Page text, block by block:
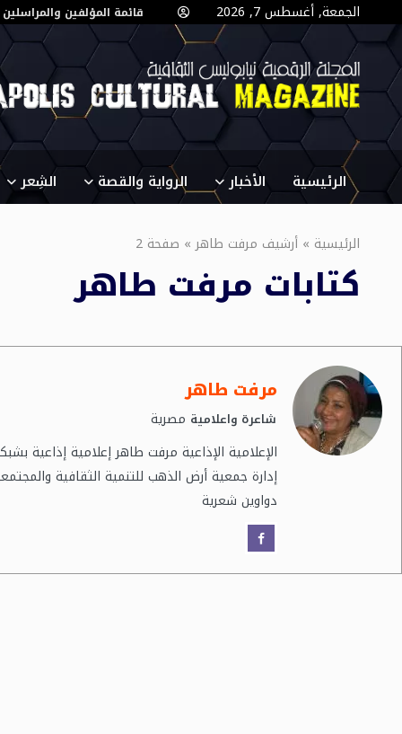
الجمعة, أغسطس 7, 2026 قائمة المؤلفين والمراسلين
الرئيسية الأخبار الرواية والقصة الشِعر
الرئيسية » أرشيف مرفت طاهر» صفحة 2
كتابات مرفت طاهر
مرفت طاهر
شاعرة واعلامية مصرية
الإعلامية الإذاعية مرفت طاهر إعلامية
إدارة جمعية أرض الذهب للتنمية الثقافية
دواوين شعرية